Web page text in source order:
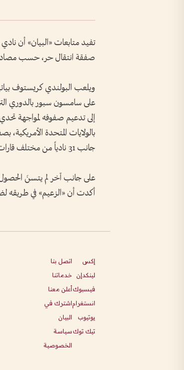
تفيد متابعات «البيان» أن
صفقة انتقال حر، حسب
ويلعب البولندي كريستوف
على سامسون سبور بالدوري
جانب 31 نادياً من مختلف قارات العالم.
على جانب آخر لم يتسنَ
أكدت أن «الزعيم» في طريقه
إكس
لينكدإن
فيسبوك
انستغرام
يوتيوب
تيك توك
اتصل بنا
خدماتنا
أعلن معنا
اشترك في
البيان
سياسة
الخصوصية